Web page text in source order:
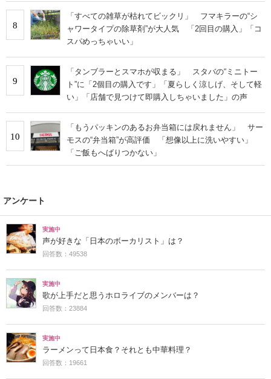
8
「すべての雑草が枯れてビックリ」 フマキラーの“シ
ャワータイプの除草剤”が大人気 「2回目の購入」「コ
スパめっちゃいい」
9
「タンブラーとスマホが収まる」 スタバの“ミニトー
ト”に「2個目の購入です」「夏らしく涼しげ、そして軽
い」「店舗で見つけて即購入しちゃいました」の声
10
「もうパッキンのあるお弁当箱には戻れません」 サー
モスの“弁当箱”が高評価 「想像以上に洗いやすい」
「ご飯もへばりつかない」
アンケート
実施中
声が好きな「日本のボーカリスト」は？
回答数：49538
実施中
歌が上手だと思うホロライブのメンバーは？
回答数：23884
実施中
ラーメンって日本食？それとも中華料理？
回答数：19661